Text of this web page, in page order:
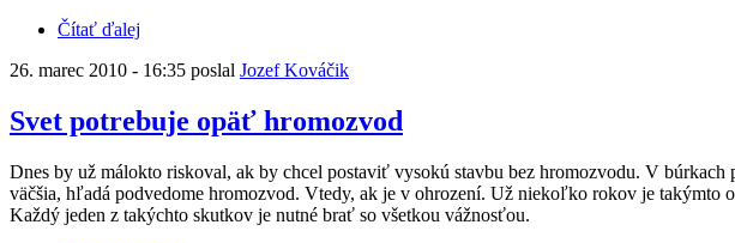
Čítať ďalej
26. marec 2010 - 16:35 poslal Jozef Kováčik
Svet potrebuje opäť hromozvod
Dnes by už málokto riskoval, ak by chcel postaviť vysokú stavbu bez hromozvodu. V
väčšia, hľadá podvedome hromozvod. Vtedy, ak je v ohrození. Už niekoľko rokov je
Každý jeden z takýchto skutkov je nutné brať so všetkou vážnosťou.